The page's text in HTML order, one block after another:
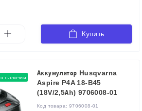
Купить
в наличии
Аккумулятор Husqvarna
Aspire P4A 18-B45
(18V/2,5Аh) 9706008-01
Код товара: 9706008-01